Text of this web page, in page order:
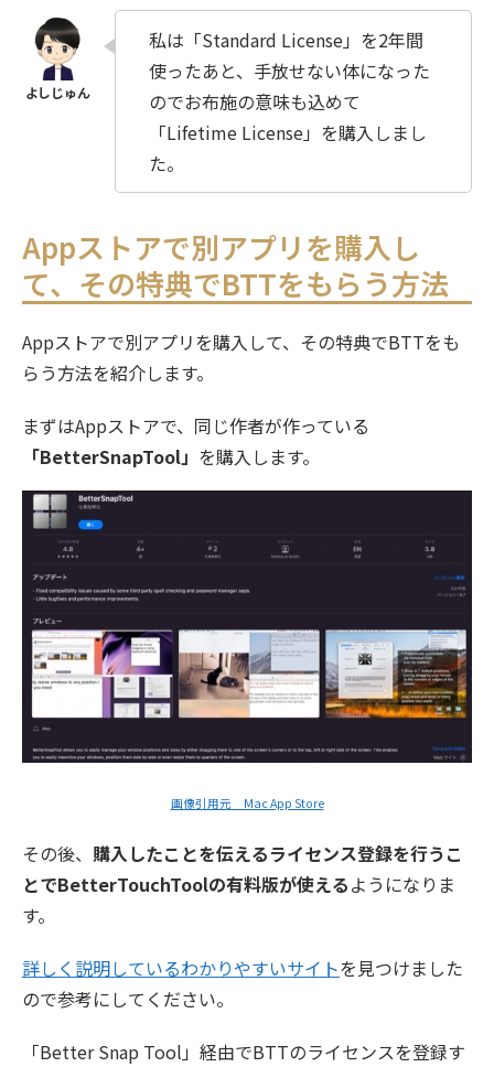
私は「Standard License」を2年間
使ったあと、手放せない体になった
のでお布施の意味も込めて
「Lifetime License」を購入しまし
た。
Appストアで別アプリを購入し
て、その特典でBTTをもらう方法
Appストアで別アプリを購入して、その特典でBTTをも
らう方法を紹介します。
まずはAppストアで、同じ作者が作っている
「BetterSnapTool」 を購入します。
画像引用元 Mac App Store
その後、 購入したことを伝えるライセンス登録を行うこ
とでBetterTouchToolの有料版が使えるようになりま
す。
詳しく説明しているわかりやすいサイトを見つけました
ので参考にしてください。
「Better Snap Tool」経由でBTTのライセンスを登録す